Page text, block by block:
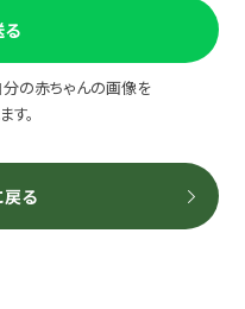
る
の赤ちゃんの画像を
す。
る